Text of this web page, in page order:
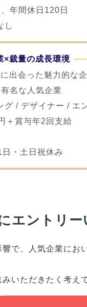
年間休日120日
し
裁量の成長環境
出会った魅力的な
名な人気企業
グ / デザイナー / エ
＋賞与年2回支給
・土日祝休み
エントリ
で、人気企業にお
いただきたく考え